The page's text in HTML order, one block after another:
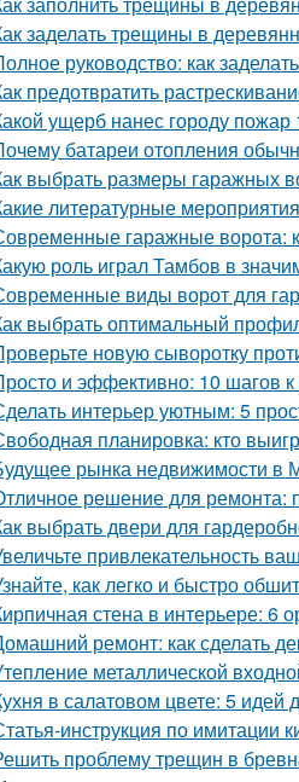
заделать трещины в
руководство: как
предотвратить
ущерб нанес городу пожар
батареи отопления
выбрать размеры гаражных
литературные
гаражные ворота:
роль играл Тамбов в
виды ворот для
выбрать оптимальный
новую сыворотку
и эффективно: 10 шагов
интерьер уютным: 5
планировка: кто
рынка недвижимости в
решение для ремонта:
выбрать двери для
привлекательность
как легко и быстро
стена в интерьере: 6
ремонт: как сделать
металлической
в салатовом цвете: 5 идей
инструкция по имитации
проблему трещин в